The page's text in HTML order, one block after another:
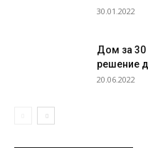
30.01.2022
Дом за 30
решение
20.06.2022